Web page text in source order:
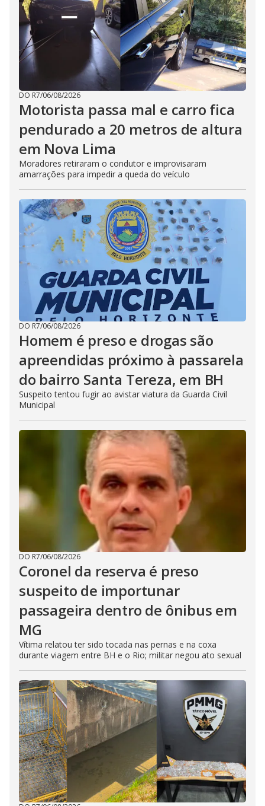
DO R7/06/08/2026
Motorista passa mal e carro fica
pendurado a 20 metros de altura
em Nova Lima
Moradores retiraram o condutor e improvisaram
amarrações para impedir a queda do veículo
DO R7/06/08/2026
Homem é preso e drogas são
apreendidas próximo à passarela
do bairro Santa Tereza, em BH
Suspeito tentou fugir ao avistar viatura da Guarda Civil
Municipal
DO R7/06/08/2026
Coronel da reserva é preso
suspeito de importunar
passageira dentro de ônibus em
MG
Vítima relatou ter sido tocada nas pernas e na coxa
durante viagem entre BH e o Rio; militar negou ato sexual